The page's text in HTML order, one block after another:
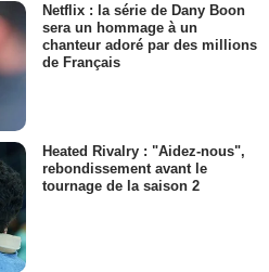
Netflix : la série de Dany Boon
sera un hommage à un
chanteur adoré par des millions
de Français
Heated Rivalry : "Aidez-nous",
rebondissement avant le
tournage de la saison 2